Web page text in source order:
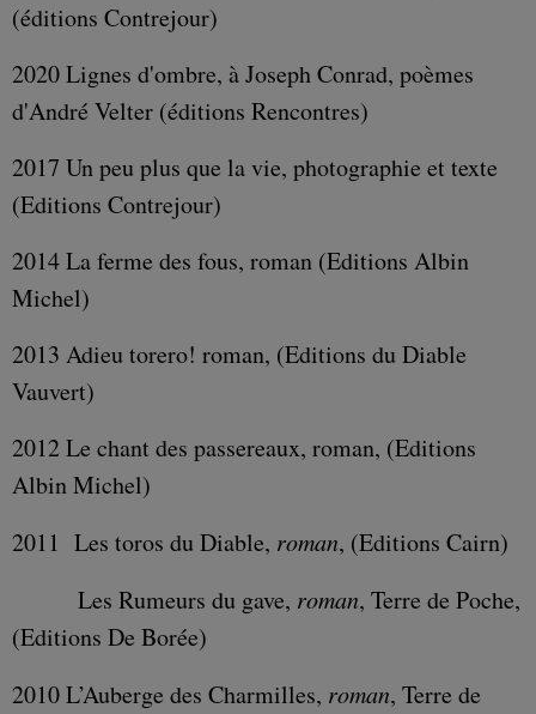
(éditions Contrejour)
2020 Lignes d'ombre, à Joseph Conrad, poèmes
d'André Velter (éditions Rencontres)
2017 Un peu plus que la vie, photographie et texte
(Editions Contrejour)
2014 La ferme des fous, roman (Editions Albin
Michel)
2013 Adieu torero! roman, (Editions du Diable
Vauvert)
2012 Le chant des passereaux, roman, (Editions
Albin Michel)
2011 Les toros du Diable, roman, (Editions Cairn)
Les Rumeurs du gave, roman, Terre de Poche,
(Editions De Borée)
2010 L’Auberge des Charmilles, roman, Terre de